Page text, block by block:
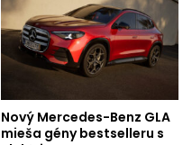
Nový Mercedes-Benz GLA
mieša gény bestselleru s